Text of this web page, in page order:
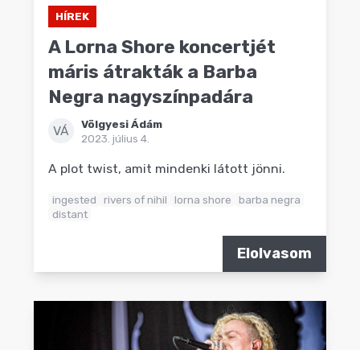
HÍREK
A Lorna Shore koncertjét
máris átrakták a Barba
Negra nagyszínpadára
VÁ
Völgyesi Ádám
2023. július 4.
A plot twist, amit mindenki látott jönni.
ingested rivers of nihil lorna shore
barba negra
distant
Elolvasom